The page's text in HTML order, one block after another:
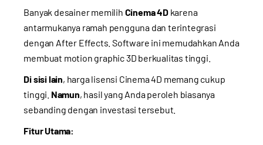
Banyak desainer memilih Cinema 4Dkarena
antarmukanya ramah pengguna dan terintegrasi
dengan After Effects. Software ini memudahkan Anda
membuat motion graphic 3D berkualitas tinggi.
Di sisi lain, harga lisensi Cinema 4D memang cukup
tinggi. Namun, hasil yang Anda peroleh biasanya
sebanding dengan investasi tersebut.
Fitur Utama: